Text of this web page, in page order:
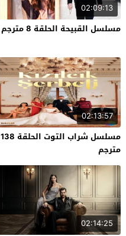
02:09:13
مسلسل القبيحة الحلقة 8 مترجم
02:13:57
مسلسل شراب التوت الحلقة 138
مترجم
02:14:25